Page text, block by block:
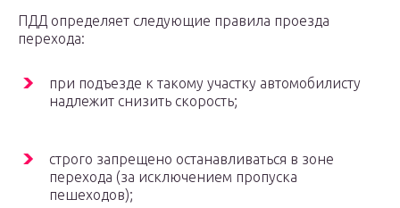
ПДД определяет следующие правила проезда
перехода:
при подъезде к такому участку автомобилисту
надлежит снизить скорость;
строго запрещено останавливаться в зоне
перехода (за исключением пропуска
пешеходов);